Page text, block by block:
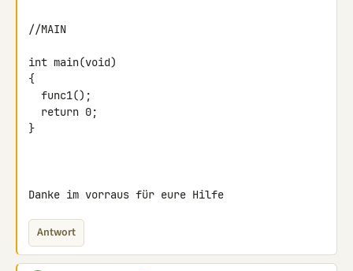
//MAIN
int main(void)
{
}
Danke im vorraus für eure Hilfe
Antwort